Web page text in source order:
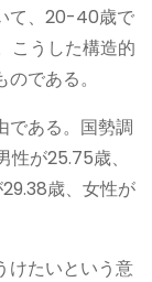
て、20-40歳で
こうした構造的
である。
である。国勢調
が25.75歳、
歳、女性が
けたいという意